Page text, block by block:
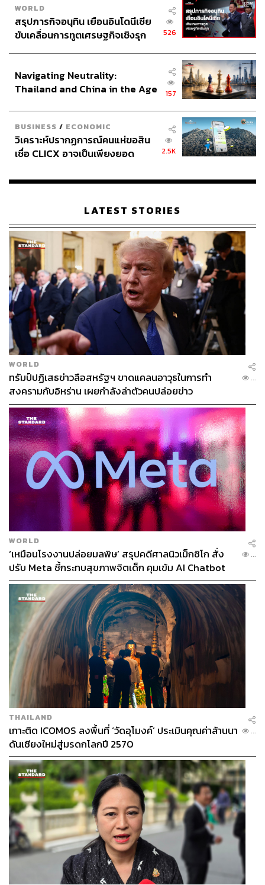
TAGS: ชัชชาติ สิทธิพันธุ์ เสาชิงช้า
ผู้ว่าฯ กทม.
ศาลาว่าการกรุงเทพมหานคร
205
ABOUT THE AUTHOR
กองบรรณาธิการ THE STANDARD
ABOUT THE PHOTOGRAPHER
ศวิตา พูลเสถียร
ช่างภาพข่าว ประจำสำนักข่าว THE
STANDARD
WORLD
สรุปภารกิจอนุทิน เยือนอินโดนีเซีย
ขับเคลื่อนการทูตเศรษฐกิจเชิงรุก
526
Navigating Neutrality:
Thailand and China in the Age
157
BUSINESS / ECONOMIC
วิเคราะห์ปรากฏการณ์คนแห่ขอสิน
เชื่อ CLICX อาจเป็นเพียงยอด
เรือนไทยที่ถูกซุกไว้
2.5K
LATEST STORIES
WORLD
ทรัมป์ปฏิเสธข่าวลือสหรัฐฯ ขาดแคลนอาวุธในการทำ
สงครามกับอิหร่าน เผยกำลังล่าตัวคนปล่อยข่าว
...
WORLD
‘เหมือนโรงงานปล่อยมลพิษ’ สรุปคดีศาลนิวเม็กซิโก สั่ง
ปรับ Meta ชี้กระทบสุขภาพจิตเด็ก คุมเข้ม AI Chatbot
...
THAILAND
เกาะติด ICOMOS ลงพื้นที่ ‘วัดอุโมงค์’ ประเมินคุณค่าล้านนา
ดันเชียงใหม่สู่มรดกโลกปี 2570
...